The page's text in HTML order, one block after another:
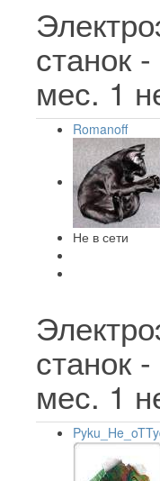
станок
мес. 1
Romanoff
Не в сети
станок
мес. 1